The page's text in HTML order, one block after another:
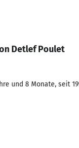
Detlef Poulet
und 8 Monate, seit